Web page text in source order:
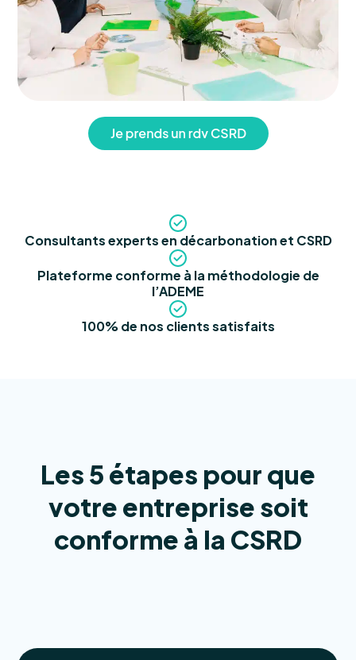
Consultants experts en décarbonation et CSRD
Plateforme conforme à la méthodologie de
l’ADEME
100% de nos clients satisfaits
Les 5 étapes pour que
votre entreprise soit
conforme à la CSRD